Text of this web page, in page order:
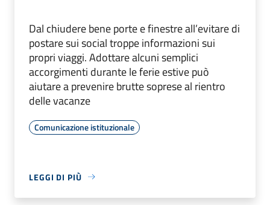
Dal chiudere bene porte e finestre all’evitare di
postare sui social troppe informazioni sui
propri viaggi. Adottare alcuni semplici
accorgimenti durante le ferie estive può
aiutare a prevenire brutte soprese al rientro
delle vacanze
Comunicazione istituzionale
LEGGI DI PIÙ